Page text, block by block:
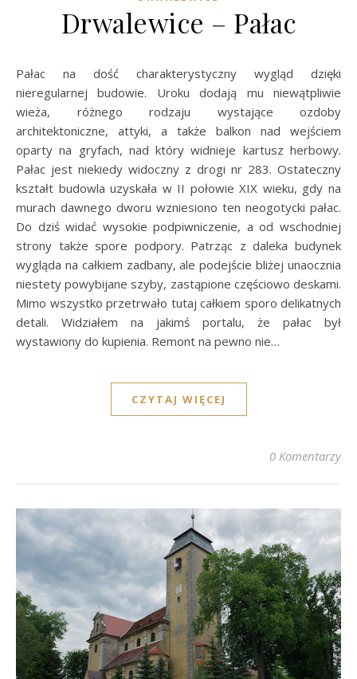
Drwalewice – Pałac
Pałac na dość charakterystyczny wygląd dzięki
nieregularnej budowie. Uroku dodają mu niewątpliwie
wieża, różnego rodzaju wystające ozdoby
architektoniczne, attyki, a także balkon nad wejściem
oparty na gryfach, nad który widnieje kartusz herbowy.
Pałac jest niekiedy widoczny z drogi nr 283. Ostateczny
kształt budowla uzyskała w II połowie XIX wieku, gdy na
murach dawnego dworu wzniesiono ten neogotycki pałac.
Do dziś widać wysokie podpiwniczenie, a od wschodniej
strony także spore podpory. Patrząc z daleka budynek
wygląda na całkiem zadbany, ale podejście bliżej unaocznia
niestety powybijane szyby, zastąpione częściowo deskami.
Mimo wszystko przetrwało tutaj całkiem sporo delikatnych
detali. Widziałem na jakimś portalu, że pałac był
wystawiony do kupienia. Remont na pewno nie…
CZYTAJ WIĘCEJ
0 Komentarzy